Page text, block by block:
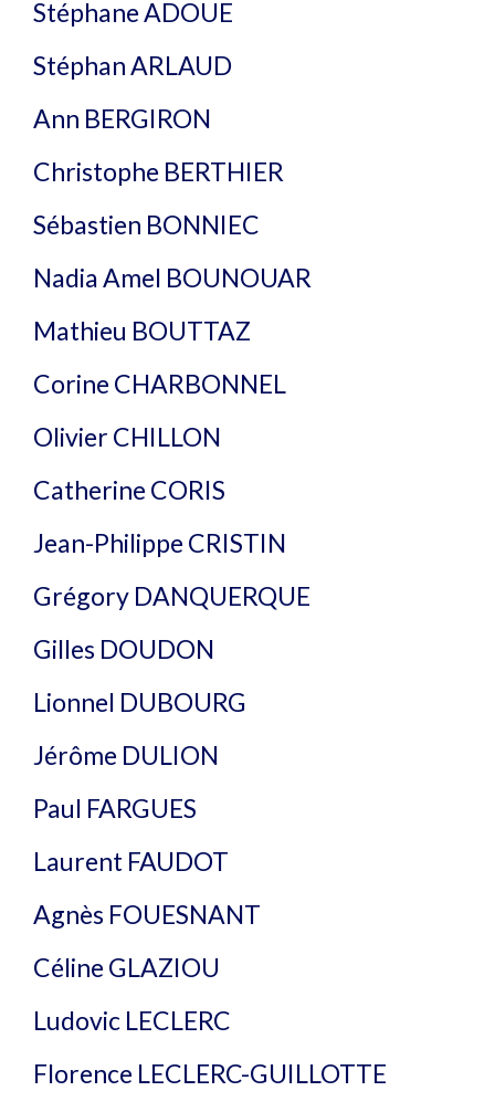
Stéphane ADOUE​
Stéphan ARLAUD​ ​
Ann BERGIRON
Christophe BERTHIER
Sébastien BONNIEC
Nadia Amel BOUNOUAR​
Mathieu BOUTTAZ
Corine CHARBONNEL
Olivier CHILLON​
Catherine CORIS
Jean-Philippe CRISTIN
Grégory DANQUERQUE
Gilles DOUDON
Lionnel DUBOURG
Jérôme DULION
Paul FARGUES
Laurent FAUDOT
Agnès FOUESNANT
Céline GLAZIOU
Ludovic LECLERC
Florence LECLERC-GUILLOTTE